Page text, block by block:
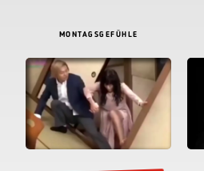
MONTAGSGEFÜHLE